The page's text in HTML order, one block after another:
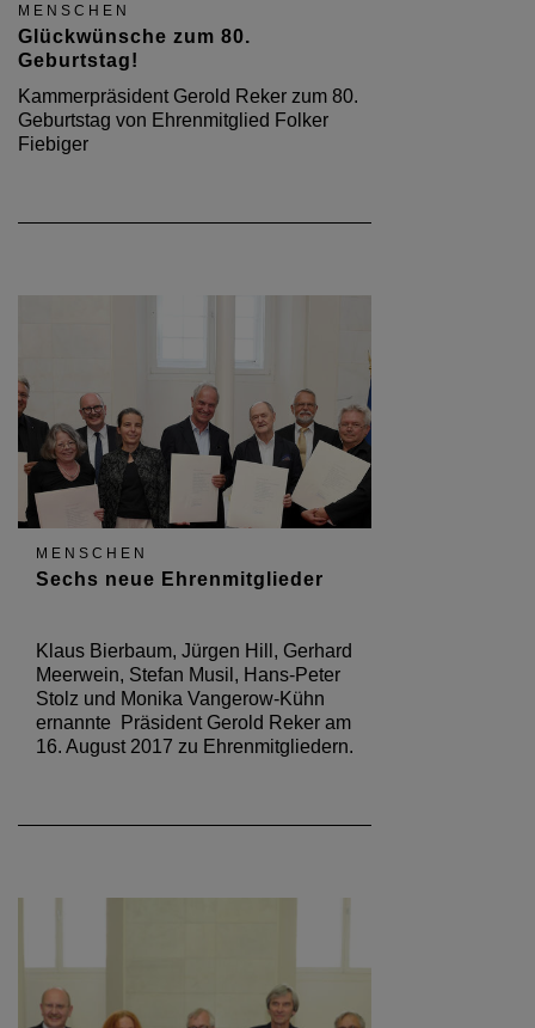
MENSCHEN
Glückwünsche zum 80.
Geburtstag!
Kammerpräsident Gerold Reker zum 80.
Geburtstag von Ehrenmitglied Folker
Fiebiger
MENSCHEN
Sechs neue Ehrenmitglieder
Klaus Bierbaum, Jürgen Hill, Gerhard
Meerwein, Stefan Musil, Hans-Peter
Stolz und Monika Vangerow-Kühn
ernannte Präsident Gerold Reker am
16. August 2017 zu Ehrenmitgliedern.